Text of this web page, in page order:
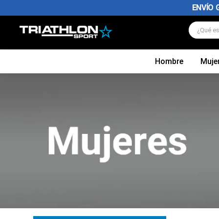
ENVÍO
¿Qué
Hombre
TÉRMINOS MÁS BUSCADOS
chimpunes
zapatillas adidas mujer
zapatillas nike hombre